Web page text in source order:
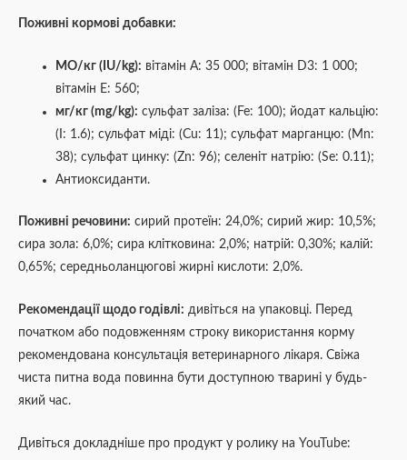
Поживні кормові добавки:
МО/кг (IU/kg): вітамін А: 35 000; вітамін D3: 1 000;
вітамін Е: 560;
мг/кг (mg/kg): сульфат заліза: (Fe: 100); йодат кальцію:
(I: 1.6); сульфат міді: (Cu: 11); сульфат марганцю: (Mn:
38); сульфат цинку: (Zn: 96); селеніт натрію: (Se: 0.11);
Антиоксиданти.
Поживні речовини: сирий протеїн: 24,0%; сирий жир: 10,5%;
сира зола: 6,0%; сира клітковина: 2,0%; натрій: 0,30%; калій:
0,65%; середньоланцюгові жирні кислоти: 2,0%.
Рекомендації щодо годівлі: дивіться на упаковці. Перед
початком або подовженням строку використання корму
рекомендована консультація ветеринарного лікаря. Свіжа
чиста питна вода повинна бути доступною тварині у будь-
який час.
Дивіться докладніше про продукт у ролику на YouTube: